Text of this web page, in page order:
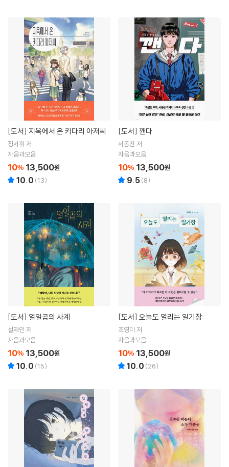
[도서] 지옥에서 온 키다리 아저씨
정서휘 저
자음과모음
10% 13,500원
10.0 (13)
[도서] 깬다
서동찬 저
자음과모음
10% 13,500원
9.5(8)
[도서] 열일곱의 사계
설재인 저
자음과모음
10% 13,500원
10.0 (15)
[도서] 오늘도 열리는 일기장
조영미 저
자음과모음
10% 13,500원
10.0 (26)